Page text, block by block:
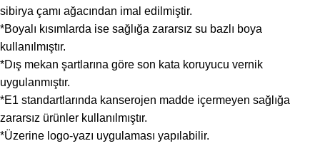
sibirya çamı ağacından imal edilmiştir.
*Boyalı kısımlarda ise sağlığa zararsız su bazlı boya
kullanılmıştır.
*Dış mekan şartlarına göre son kata koruyucu vernik
uygulanmıştır.
*E1 standartlarında kanserojen madde içermeyen sağlığa
zararsız ürünler kullanılmıştır.
*Üzerine logo-yazı uygulaması yapılabilir.